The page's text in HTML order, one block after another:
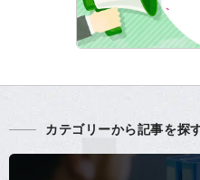
カテゴリーから記事を探